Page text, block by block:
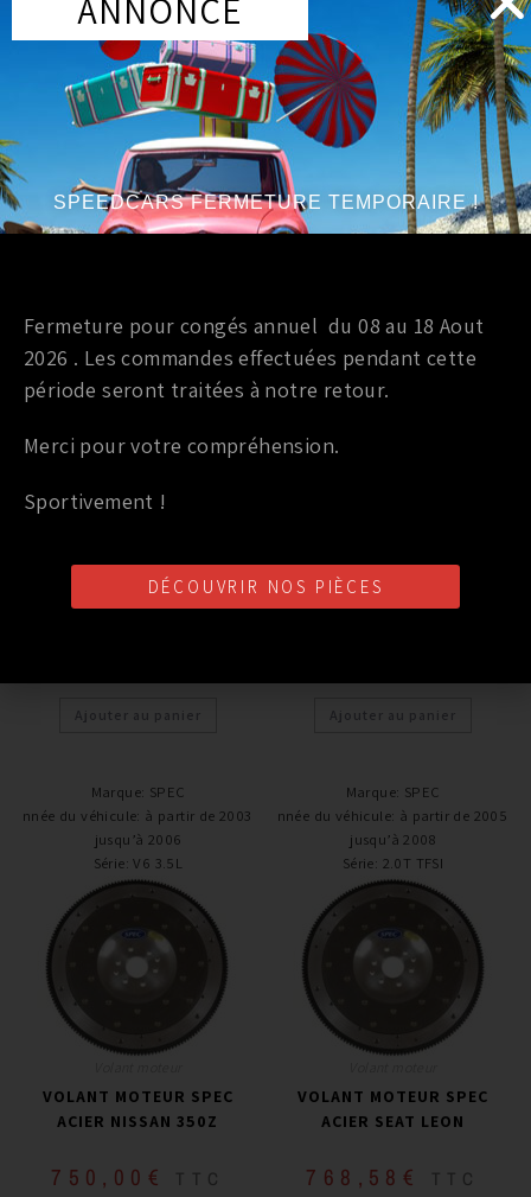
tours.
Disponible en acier ou aluminium.
PRODUITS SIMILAIRES
Série: 1.8T FR, Cupra R
VOLANT MOTEUR SPEC
ACIER SEAT IBIZA
Ajouter au panier
Série :1.9L 5sp diesel
VOLANT MOTEUR SPEC
ACIER SEAT LEON
Ajouter au panier
Marque: SPEC
Année du véhicule: à partir de 2003 /
jusqu’à 2006
Série:V6 3.5L
VOLANT MOTEUR SPEC
ACIER NISSAN 350Z
750,00 € TTC
Marque: SPEC
Année du véhicule: à partir de 2005 /
jusqu’à 2008
Série: 2.0T TFSI
VOLANT MOTEUR SPEC
ACIER SEAT LEON
768,58 € TTC
SPEEDCARS FERMETURE TEMPORAIRE !
Fermeture pour congés annuel du 08 au 18 Aout
2026 . Les commandes effectuées pendant cette
période seront traitées à notre retour.
Merci pour votre compréhension.
Sportivement !
DÉCOUVRIR NOS PIÈCES